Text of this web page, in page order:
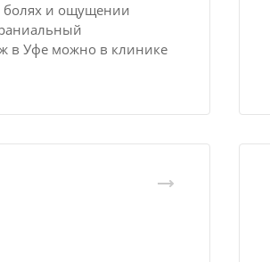
болях и ощущении
в Уфе можно в клинике